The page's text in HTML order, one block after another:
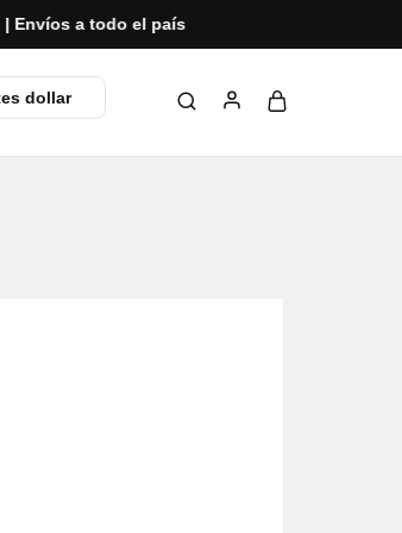
a todo el país
dollar